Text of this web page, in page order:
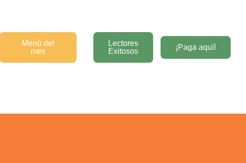
Menú del
mes
Lectores
Exitosos
¡Paga aquí!